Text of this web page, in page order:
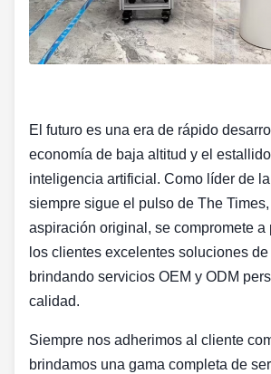
El futuro es una era de rápido
economía de baja altitud y el
inteligencia artificial. Como líder de
siempre sigue el pulso de The
aspiración original, se compromete a
los clientes excelentes soluciones
brindando servicios OEM y ODM
calidad.
Siempre nos adherimos al cliente
brindamos una gama completa de